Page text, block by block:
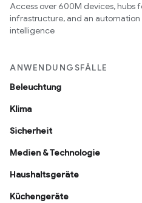
Access over 600M devices, hubs
infrastructure, and an
intelligence
ANWENDUNGSFÄLLE
Beleuchtung
Klima
Sicherheit
Medien & Technologie
Haushaltsgeräte
Küchengeräte